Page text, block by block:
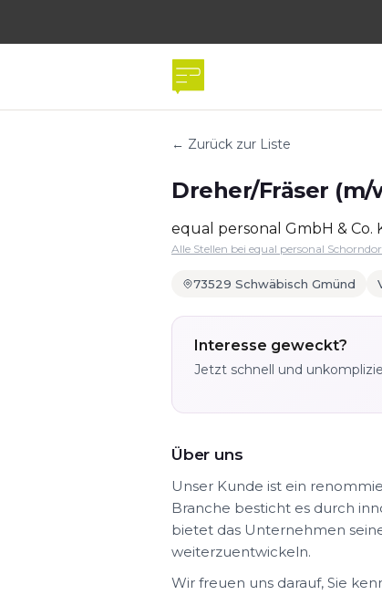
← Zurück zur Liste
Dreher/Fräser (m/
equal personal GmbH & Co.
Alle Stellen bei equal personal
73529 Schwäbisch Gmünd
Interesse geweckt?
Jetzt schnell und
Über uns
Unser Kunde ist ein
Branche besticht es durch
bietet das Unternehmen
weiterzuentwickeln.
Wir freuen uns darauf, Sie